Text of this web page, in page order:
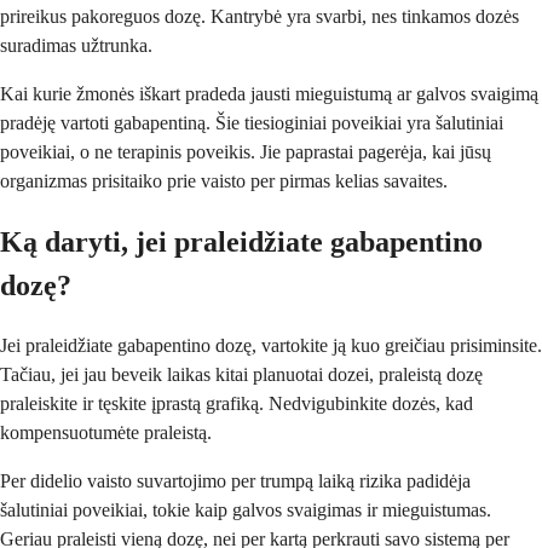
prireikus pakoreguos dozę. Kantrybė yra svarbi, nes tinkamos dozės
suradimas užtrunka.
Kai kurie žmonės iškart pradeda jausti mieguistumą ar galvos svaigimą
pradėję vartoti gabapentiną. Šie tiesioginiai poveikiai yra šalutiniai
poveikiai, o ne terapinis poveikis. Jie paprastai pagerėja, kai jūsų
organizmas prisitaiko prie vaisto per pirmas kelias savaites.
Ką daryti, jei praleidžiate gabapentino
dozę?
Jei praleidžiate gabapentino dozę, vartokite ją kuo greičiau prisiminsite.
Tačiau, jei jau beveik laikas kitai planuotai dozei, praleistą dozę
praleiskite ir tęskite įprastą grafiką. Nedvigubinkite dozės, kad
kompensuotumėte praleistą.
Per didelio vaisto suvartojimo per trumpą laiką rizika padidėja
šalutiniai poveikiai, tokie kaip galvos svaigimas ir mieguistumas.
Geriau praleisti vieną dozę, nei per kartą perkrauti savo sistemą per